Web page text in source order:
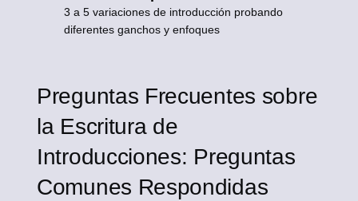
3 a 5 variaciones de introducción probando
diferentes ganchos y enfoques
Preguntas Frecuentes sobre
la Escritura de
Introducciones: Preguntas
Comunes Respondidas